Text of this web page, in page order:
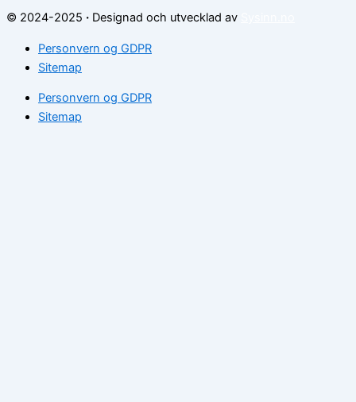
© 2024-2025 · Designad och utvecklad av
Personvern og GDPR
Sitemap
Personvern og GDPR
Sitemap